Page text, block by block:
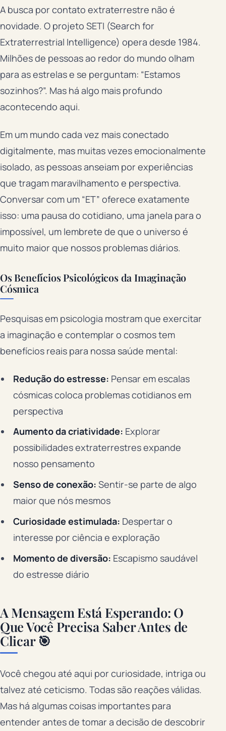
A busca por contato extraterrestre não é
novidade. O projeto SETI (Search for
Extraterrestrial Intelligence) opera desde 1984.
Milhões de pessoas ao redor do mundo olham
para as estrelas e se perguntam: “Estamos
sozinhos?”. Mas há algo mais profundo
acontecendo aqui.
Em um mundo cada vez mais conectado
digitalmente, mas muitas vezes emocionalmente
isolado, as pessoas anseiam por experiências
que tragam maravilhamento e perspectiva.
Conversar com um “ET” oferece exatamente
isso: uma pausa do cotidiano, uma janela para o
impossível, um lembrete de que o universo é
muito maior que nossos problemas diários.
Os Benefícios Psicológicos da Imaginação
Cósmica
Pesquisas em psicologia mostram que exercitar
a imaginação e contemplar o cosmos tem
benefícios reais para nossa saúde mental:
Redução do estresse: Pensar em escalas
cósmicas coloca problemas cotidianos em
perspectiva
Aumento da criatividade: Explorar
possibilidades extraterrestres expande
nosso pensamento
Senso de conexão: Sentir-se parte de algo
maior que nós mesmos
Curiosidade estimulada: Despertar o
interesse por ciência e exploração
Momento de diversão: Escapismo saudável
do estresse diário
A Mensagem Está Esperando: O
Que Você Precisa Saber Antes de
Clicar 🎯
Você chegou até aqui por curiosidade, intriga ou
talvez até ceticismo. Todas são reações válidas.
Mas há algumas coisas importantes para
entender antes de tomar a decisão de descobrir